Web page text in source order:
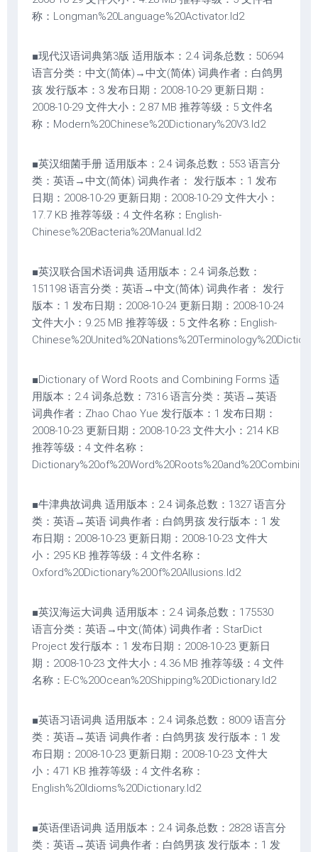
称：Longman%20Language%20Activator.ld2
■现代汉语词典第3版 适用版本：2.4 词条总数：50694
语言分类：中文(简体)→中文(简体) 词典作者：白鸽男
孩 发行版本：3 发布日期：2008-10-29 更新日期：
2008-10-29 文件大小：2.87 MB 推荐等级：5 文件名
称：Modern%20Chinese%20Dictionary%20V3.ld2
■英汉细菌手册 适用版本：2.4 词条总数：553 语言分
类：英语→中文(简体) 词典作者： 发行版本：1 发布
日期：2008-10-29 更新日期：2008-10-29 文件大小：
17.7 KB 推荐等级：4 文件名称：English-
Chinese%20Bacteria%20Manual.ld2
■英汉联合国术语词典 适用版本：2.4 词条总数：
151198 语言分类：英语→中文(简体) 词典作者： 发行
版本：1 发布日期：2008-10-24 更新日期：2008-10-24
文件大小：9.25 MB 推荐等级：5 文件名称：English-
■Dictionary of Word Roots and Combining Forms 适
用版本：2.4 词条总数：7316 语言分类：英语→英语
词典作者：Zhao Chao Yue 发行版本：1 发布日期：
2008-10-23 更新日期：2008-10-23 文件大小：214 KB
推荐等级：4 文件名称：
■牛津典故词典 适用版本：2.4 词条总数：1327 语言分
类：英语→英语 词典作者：白鸽男孩 发行版本：1 发
布日期：2008-10-23 更新日期：2008-10-23 文件大
小：295 KB 推荐等级：4 文件名称：
Oxford%20Dictionary%20Of%20Allusions.ld2
■英汉海运大词典 适用版本：2.4 词条总数：175530
语言分类：英语→中文(简体) 词典作者：StarDict
Project 发行版本：1 发布日期：2008-10-23 更新日
期：2008-10-23 文件大小：4.36 MB 推荐等级：4 文件
名称：E-C%20Ocean%20Shipping%20Dictionary.ld2
■英语习语词典 适用版本：2.4 词条总数：8009 语言分
类：英语→英语 词典作者：白鸽男孩 发行版本：1 发
布日期：2008-10-23 更新日期：2008-10-23 文件大
小：471 KB 推荐等级：4 文件名称：
English%20Idioms%20Dictionary.ld2
■英语俚语词典 适用版本：2.4 词条总数：2828 语言分
类：英语→英语 词典作者：白鸽男孩 发行版本：1 发